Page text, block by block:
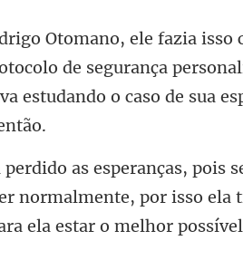
de segurança
normalmente, por isso ela